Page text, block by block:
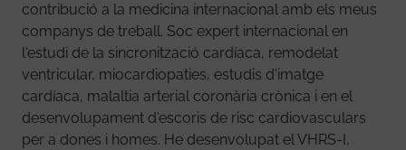
contribució a la medicina internacional amb els meus
companys de treball. Soc expert internacional en
l'estudi de la sincronització cardíaca, remodelat
ventricular, miocardiopaties, estudis d'imatge
cardíaca, malaltia arterial coronària crònica i en el
desenvolupament d'escoris de risc cardiovasculars
per a dones i homes. He desenvolupat el VHRS-I,